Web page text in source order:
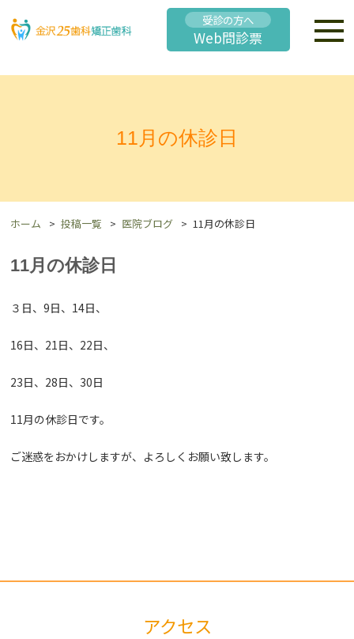
受診の方へ
Web問診票
11月の休診日
ホーム 投稿一覧 医院ブログ 11月の休診日
11月の休診日
３日、9日、14日、
16日、21日、22日、
23日、28日、30日
11月の休診日です。
ご迷惑をおかけしますが、よろしくお願い致します。
アクセス